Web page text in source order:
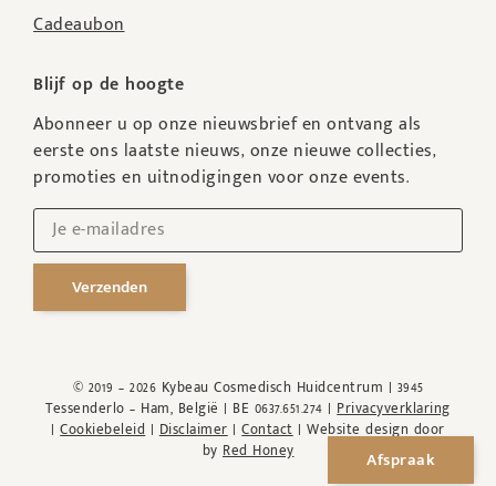
Cadeaubon
Blijf op de hoogte
Abonneer u op onze nieuwsbrief en ontvang als
eerste ons laatste nieuws, onze nieuwe collecties,
promoties en uitnodigingen voor onze events.
Verzenden
© 2019 – 2026 Kybeau Cosmedisch Huidcentrum | 3945
Tessenderlo – Ham, België | BE 0637.651.274 |Privacyverklaring
|Cookiebeleid|Disclaimer|Contact| Website design door
by Red Honey Afspraak